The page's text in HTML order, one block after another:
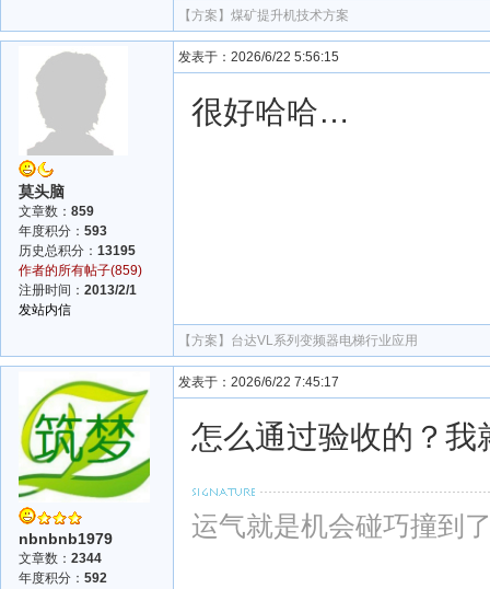
【方案】 煤矿提升机技术方案
莫头脑
文章数： 859
年度积分： 593
历史总积分： 13195
作者的所有帖子(859)
注册时间： 2013/2/1
发站内信
发表于：2026/6/22 5:56:15
很好哈哈…
【方案】 台达VL系列变频器电梯行业应用
nbnbnb1979
文章数： 2344
年度积分： 592
发表于：2026/6/22 7:45:17
怎么通过验收的？
运气就是机会碰巧撞到